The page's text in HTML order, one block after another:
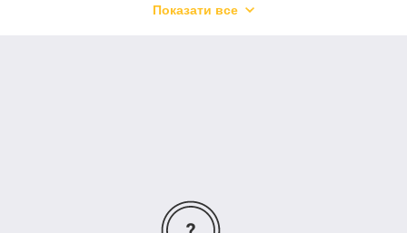
використання на комп’ютерах, плеєрах, ноутбуках та
Показати все